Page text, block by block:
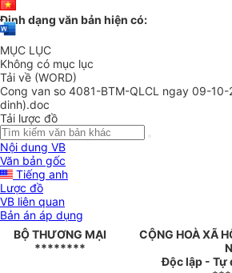
Định dạng văn bản hiện có:
MỤC LỤC
Không có mục lục
Tải về (WORD)
Cong van so 4081-BTM-QLCL ngay 09-
dinh).doc
Tải lược đồ
Nội dung VB
Văn bản gốc
Tiếng anh
Lược đồ
VB liên quan
Bản án áp dụng
BỘ THƯƠNG MẠI
********
CỘNG HOÀ XÃ
Độc lập - Tự